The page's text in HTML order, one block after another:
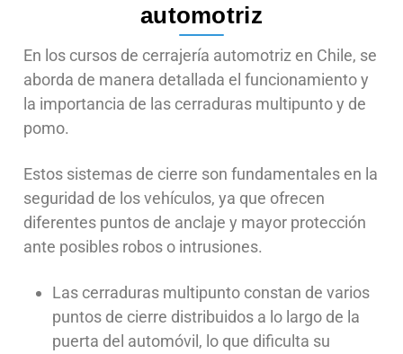
automotriz
En los cursos de cerrajería automotriz en Chile, se
aborda de manera detallada el funcionamiento y
la importancia de las cerraduras multipunto y de
pomo.
Estos sistemas de cierre son fundamentales en la
seguridad de los vehículos, ya que ofrecen
diferentes puntos de anclaje y mayor protección
ante posibles robos o intrusiones.
Las cerraduras multipunto constan de varios
puntos de cierre distribuidos a lo largo de la
puerta del automóvil, lo que dificulta su